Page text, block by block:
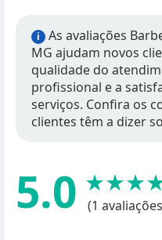
i
As avaliações
MG ajudam novos
qualidade do
profissional e a
serviços. Confira os
clientes têm a dizer
5.0 (1